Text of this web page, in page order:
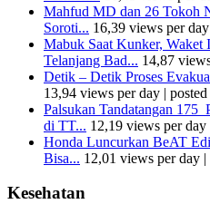
Mahfud MD dan 26 Tokoh
Soroti... 16,39 views per day
Mabuk Saat Kunker,
Telanjang Bad... 14,87
Detik – Detik Proses
13,94 views per day |
Palsukan Tandatangan
di TT... 12,19 views per day
Honda Luncurkan BeAT
Bisa... 12,01 views per day |
Kesehatan